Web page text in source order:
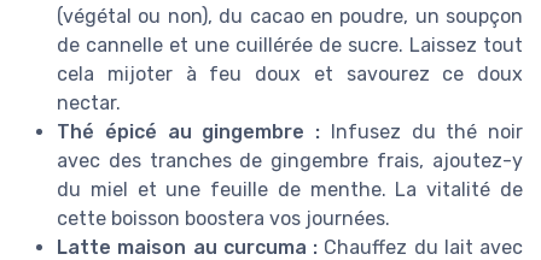
(végétal ou non), du cacao en poudre, un soupçon
de cannelle et une cuillérée de sucre. Laissez tout
cela mijoter à feu doux et savourez ce doux
nectar.
Thé épicé au gingembre : Infusez du thé noir
avec des tranches de gingembre frais, ajoutez-y
du miel et une feuille de menthe. La vitalité de
cette boisson boostera vos journées.
Latte maison au curcuma : Chauffez du lait avec